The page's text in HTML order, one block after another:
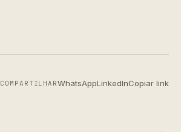
COMPARTILHARWhatsAppLinkedInCopiar link